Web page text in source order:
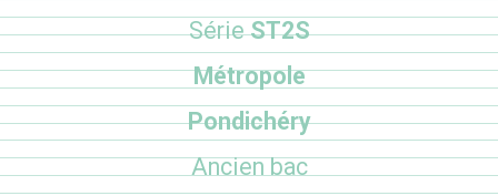
SérieST2S
Métropole
Pondichéry
Ancien bac